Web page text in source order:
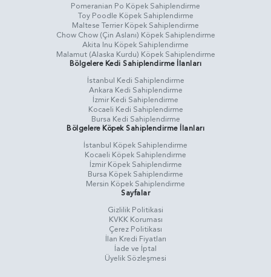
Pomeranian Po Köpek Sahiplendirme
Toy Poodle Köpek Sahiplendirme
Maltese Terrier Köpek Sahiplendirme
Chow Chow (Çin Aslanı) Köpek Sahiplendirme
Akita Inu Köpek Sahiplendirme
Malamut (Alaska Kurdu) Köpek Sahiplendirme
Bölgelere Kedi Sahiplendirme İlanları
İstanbul Kedi Sahiplendirme
Ankara Kedi Sahiplendirme
İzmir Kedi Sahiplendirme
Kocaeli Kedi Sahiplendirme
Bursa Kedi Sahiplendirme
Bölgelere Köpek Sahiplendirme İlanları
İstanbul Köpek Sahiplendirme
Kocaeli Köpek Sahiplendirme
İzmir Köpek Sahiplendirme
Bursa Köpek Sahiplendirme
Mersin Köpek Sahiplendirme
Sayfalar
Gizlilik Politikasi
KVKK Koruması
Çerez Politikası
İlan Kredi Fiyatları
İade ve İptal
Üyelik Sözleşmesi